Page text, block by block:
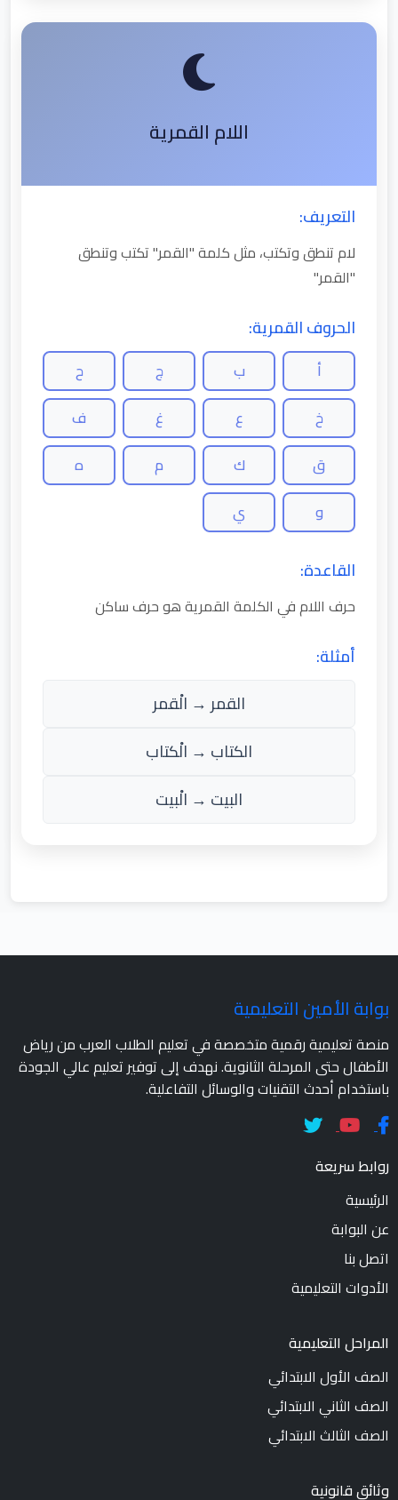
اللام القمرية
التعريف:
لام تنطق وتكتب، مثل كلمة "القمر" تكتب وتنطق
"القمر"
الحروف القمرية:
أ ب ج
ح
خ
ع غ
ف
ق
ك م
ه
و
ي
القاعدة:
حرف اللام في الكلمة القمرية هو حرف ساكن
أمثلة:
القمر → الْقمر
الكتاب → الْكتاب
البيت → الْبيت
بوابة الأمين التعليمية
منصة تعليمية رقمية متخصصة في تعليم الطلاب العرب من رياض
الأطفال حتى المرحلة الثانوية. نهدف إلى توفير تعليم عالي الجودة
باستخدام أحدث التقنيات والوسائل التفاعلية.
روابط سريعة
الرئيسية
عن البوابة
اتصل بنا
الأدوات التعليمية
المراحل التعليمية
الصف الأول الابتدائي
الصف الثاني الابتدائي
الصف الثالث الابتدائي
وثائق قانونية